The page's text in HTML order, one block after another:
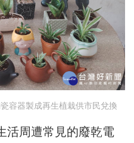
容器製成再生植栽供市民兌換
活周遭常見的廢乾電